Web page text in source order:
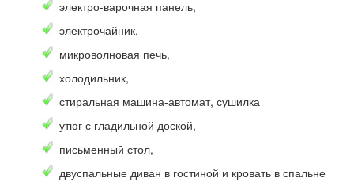
электро-варочная панель,
электрочайник,
микроволновая печь,
холодильник,
стиральная машина-автомат, сушилка
утюг с гладильной доской,
письменный стол,
двуспальные диван в гостиной и кровать в спальне